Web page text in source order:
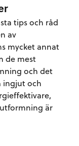
tips och råd
av
mycket annat
de mest
och det
ingjut och
är